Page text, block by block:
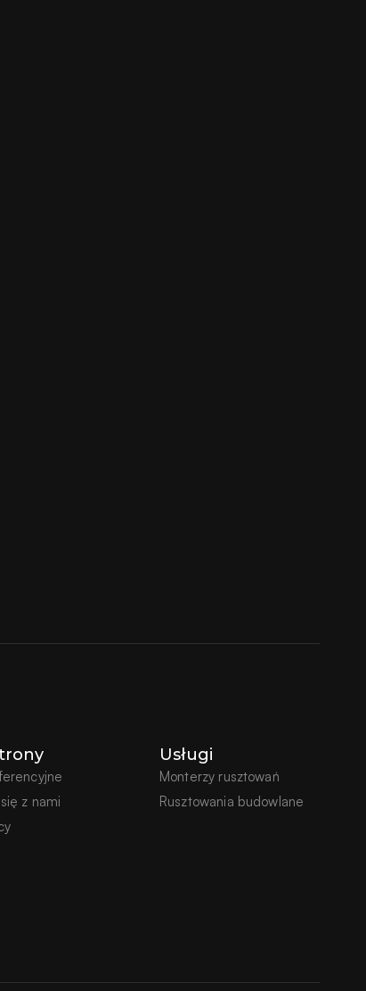
z nami
Usługi
Monterzy rusztowań
Rusztowania budowlane